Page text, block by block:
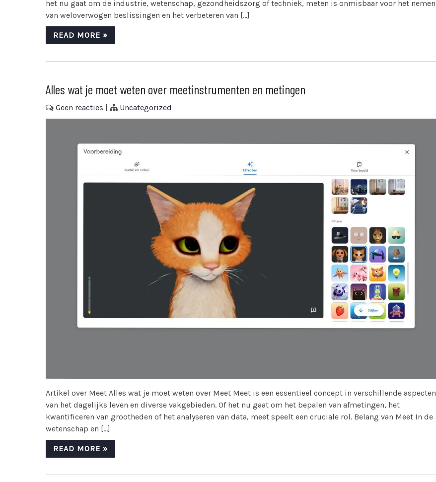
het nu gaat om de industrie, wetenschap, gezondheidszorg of techniek, meten is onmisbaar voor het nemen
van weloverwogen beslissingen en het verbeteren van […]
READ MORE »
Alles wat je moet weten over meetinstrumenten en metingen
Geen reacties | Uncategorized
Artikel over Meet Alles wat je moet weten over Meet Meet is een essentieel concept in verschillende aspecten
van het dagelijks leven en diverse vakgebieden. Of het nu gaat om het bepalen van afmetingen, het
kwantificeren van grootheden of het analyseren van data, meet speelt een cruciale rol. Belang van Meet In de
wetenschap en […]
READ MORE »